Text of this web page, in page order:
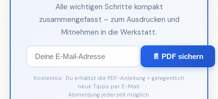
Alle wichtigen Schritte kompakt
zusammengefasst – zum Ausdrucken und
Mitnehmen in die Werkstatt.
📄 PDF sichern
Kostenlos · Du erhältst die PDF-Anleitung + gelegentlich
neue Tipps per E-Mail.
Abmeldung jederzeit möglich.